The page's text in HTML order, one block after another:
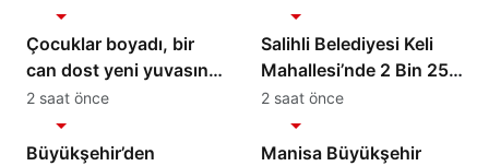
Çocuklar boyadı, bir
can dost yeni yuvasına
kavuştu
2 saat önce
Salihli Belediyesi Keli
Mahallesi’nde 2 Bin 250
Ton Sıcak Asfalt
Çalışmasını Tamamladı
2 saat önce
Büyükşehir’den
Manisa Büyükşehir